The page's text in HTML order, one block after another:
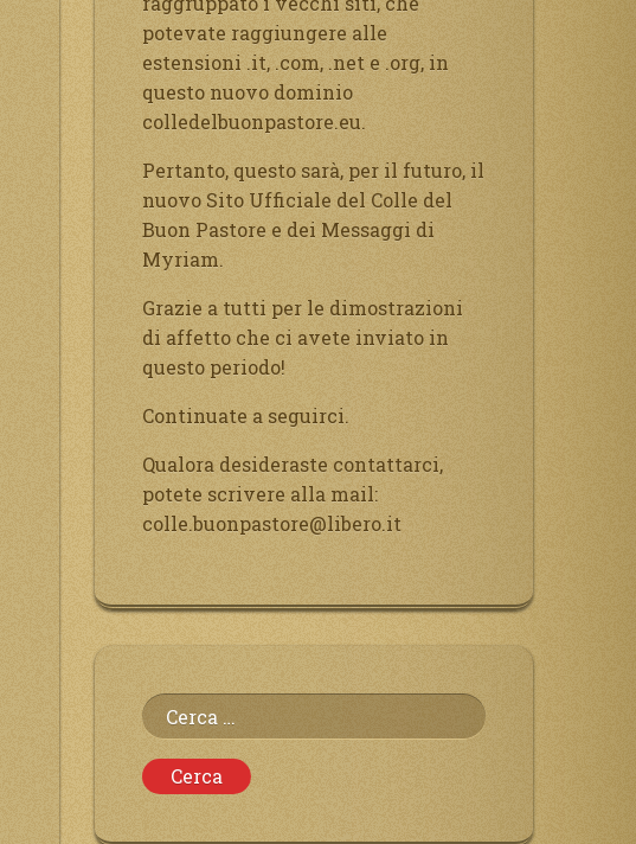
potevate raggiungere alle
estensioni .it, .com, .net e .org, in
questo nuovo dominio
colledelbuonpastore.eu.
Pertanto, questo sarà, per il futuro, il
nuovo Sito Ufficiale del Colle del
Buon Pastore e dei Messaggi di
Myriam.
Grazie a tutti per le dimostrazioni
di affetto che ci avete inviato in
questo periodo!
Continuate a seguirci.
Qualora desideraste contattarci,
potete scrivere alla mail:
colle.buonpastore@libero.it
Ricerca
per: